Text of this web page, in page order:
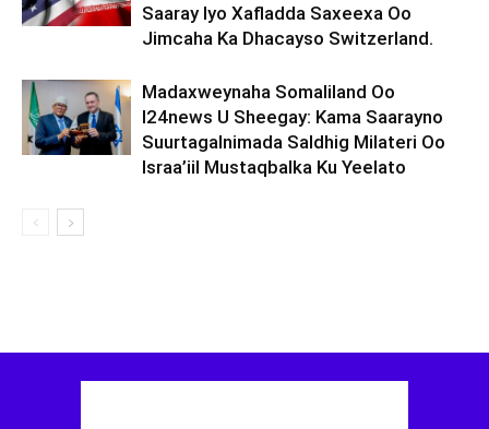
Saaray Iyo Xafladda Saxeexa Oo
Jimcaha Ka Dhacayso Switzerland.
Madaxweynaha Somaliland Oo
I24news U Sheegay: Kama Saarayno
Suurtagalnimada Saldhig Milateri Oo
Israa’iil Mustaqbalka Ku Yeelato